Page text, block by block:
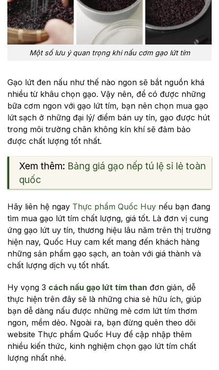
Một số lưu ý quan trọng khi nấu cơm gạo lứt tím
Gạo lứt đen nấu như thế nào ngon sẽ bắt nguồn khá
nhiều từ khâu chọn gạo. Vậy nên, để có được những
bữa cơm ngon với gạo lứt tím, bạn nên chọn mua gạo
lứt sạch ở những đại lý/ điểm bán uy tín, gạo được hút
trong môi trường chân không kín khí sẽ đảm bảo
được chất lượng tốt nhất.
Xem thêm: Bảng giá gạo nếp tú lệ sỉ lẻ toàn
quốc
Hãy liên hệ ngay Thực phẩm Quốc Huy nếu bạn đang
tìm mua gạo lứt tím chất lượng, giá tốt. Là đơn vị cung
ứng gạo lứt uy tín, thương hiệu lâu năm trên thị trường
hiện nay, Quốc Huy cam kết mang đến khách hàng
những sản phẩm gạo sạch, an toàn với giá thành và
chất lượng dịch vụ tốt nhất.
Hy vọng 3 cách nấu gạo lứt tím than đơn giản, dễ
thực hiện trên đây sẽ là những chia sẻ hữu ích, giúp
bạn dễ dàng nấu được những mẻ cơm lứt tím thơm
ngon, mềm dẻo. Ngoài ra, bạn đừng quên theo dõi
website Thực phẩm Quốc Huy để cập nhập thêm
nhiều kiến thức, kinh nghiệm chọn gạo lứt tím chất
lượng nhất nhé.